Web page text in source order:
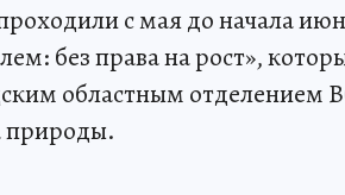
с мая до начала
без права на рост»,
областным
природы.